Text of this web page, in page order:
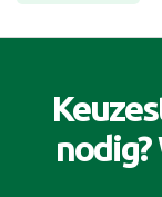
nodig?